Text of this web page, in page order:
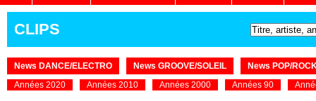
CLIPS
News DANCE/ELECTRO News GROOVE/SOLEIL
News POP/
Années 2020
Années 2010 Années 2000 Années 90